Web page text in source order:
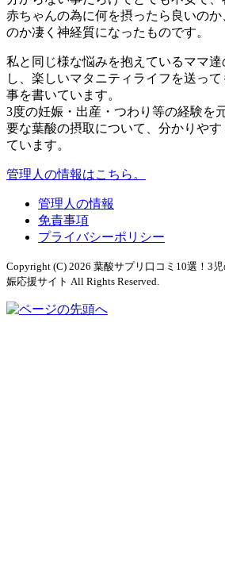
赤ちゃんの為に何を摂ったら良いの
のか凄く神経質になったものです。
私と同じ様な悩みを抱えているママ
し、楽しいマタニティライフを送っ
事を書いています。
3度の妊娠・出産・つわり等の経験を
要な葉酸の摂取について、分かりや
ています。
管理人の情報はこちら。
管理人の情報
免責事項
プライバシーポリシー
Copyright (C) 2026 葉酸サプリ口コミ10選！3
娠応援サイト All Rights Reserved.